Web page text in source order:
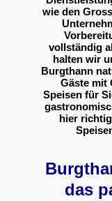
wie den
vollständig
halten wir
Burgthann
Gäste mit
Speisen für
hier
das